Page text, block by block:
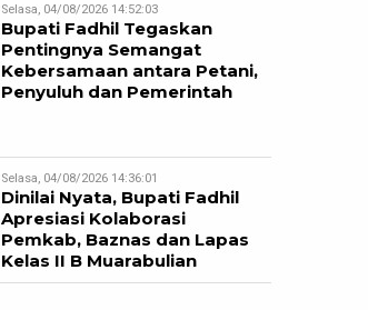
Selasa, 04/08/2026 14:52:03
Bupati Fadhil Tegaskan
Pentingnya Semangat
Kebersamaan antara Petani,
Penyuluh dan Pemerintah
Selasa, 04/08/2026 14:36:01
Dinilai Nyata, Bupati Fadhil
Apresiasi Kolaborasi
Pemkab, Baznas dan Lapas
Kelas II B Muarabulian